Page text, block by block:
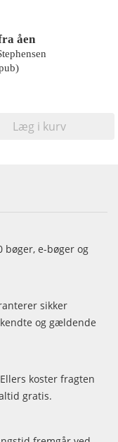
åen
Læg i kurv
bøger, e-bøger og
sikker
og gældende
koster fragten
gratis.